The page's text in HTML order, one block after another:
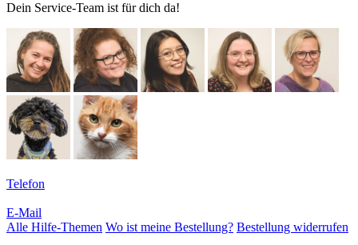
Dein Service-Team ist für dich da!
Telefon
E-Mail
Alle Hilfe-Themen Wo ist meine Bestellung? Bestellung widerrufen